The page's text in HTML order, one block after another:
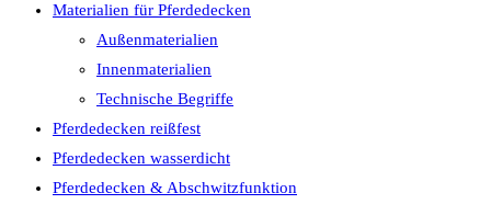
Materialien für Pferdedecken
Außenmaterialien
Innenmaterialien
Technische Begriffe
Pferdedecken reißfest
Pferdedecken wasserdicht
Pferdedecken & Abschwitzfunktion